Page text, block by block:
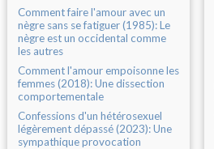
Comment faire l'amour avec un
nègre sans se fatiguer (1985): Le
nègre est un occidental comme
les autres
Comment l'amour empoisonne les
femmes (2018): Une dissection
comportementale
Confessions d'un hétérosexuel
légèrement dépassé (2023): Une
sympathique provocation